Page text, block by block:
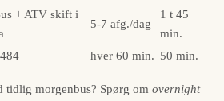
+ ATV skift i
5-7 afg./dag
1 t 45
min.
hver 60 min. 50 min.
tidlig morgenbus? Spørg om overnight